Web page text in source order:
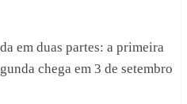
em duas partes: a primeira
chega em 3 de setembro